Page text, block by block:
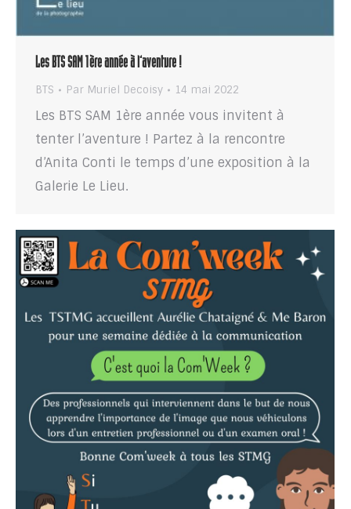
Les BTS SAM 1ère année à l’aventure !
BTS Par Muriel Decoisy 14 mai 2022
Les BTS SAM 1ère année vous invitent à
tenter l’aventure ! Partez à la rencontre
d’Anita Conti le temps d’une exposition à la
Galerie Le Lieu.